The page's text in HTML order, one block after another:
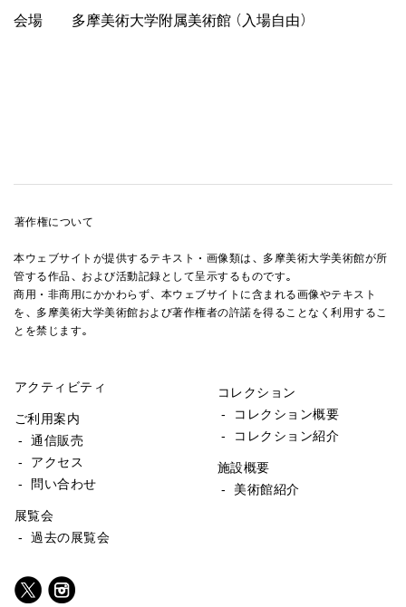
会場 多摩美術大学附属美術館（入場自由）
著作権について
本ウェブサイトが提供するテキスト・画像類は、多摩美術大学美術館が所
管する作品、および活動記録として呈示するものです。
商用・非商用にかかわらず、本ウェブサイトに含まれる画像やテキスト
を、多摩美術大学美術館および著作権者の許諾を得ることなく利用するこ
とを禁じます。
アクティビティ
ご利用案内
- 通信販売
- アクセス
- 問い合わせ
展覧会
- 過去の展覧会
コレクション
- コレクション概要
- コレクション紹介
施設概要
- 美術館紹介